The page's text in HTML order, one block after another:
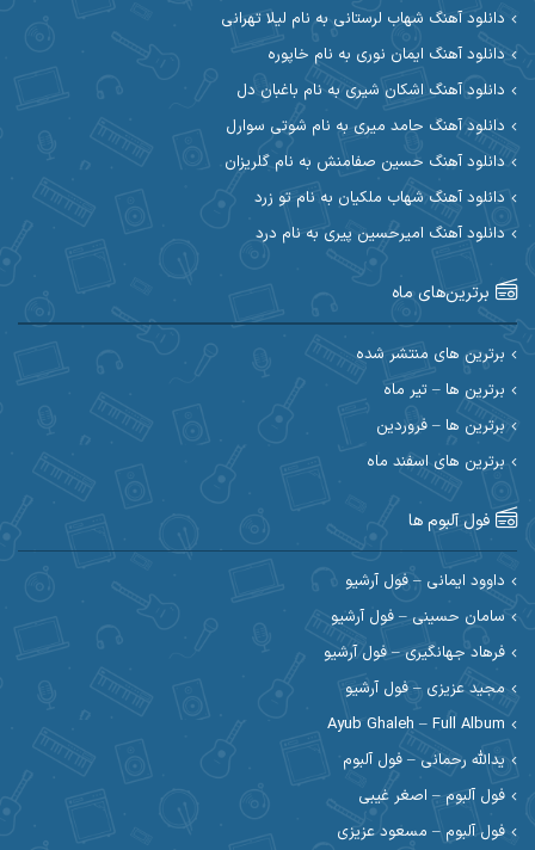
آوات بوکانی آوات یگانه
آیت احمدنژاد
ابراهیم شمس ابوالحسن جاویدان
ابی حسینی
احسان آیینفر
احسان امیدوار
احسان حیدری احسان دریادل
احسان رمضانی احسان علیانی
احسان کریمی احسان کمری
احسان مرادیان احمد اسلامی
احمد بیرانوند
احمد صحراییان
احمد نازدار احمد نوریان
احمدرضا امرایی
ارسلان منصوری ارسی بند
دانلود آهنگ شهاب لرستانی به نام لیلا تهرانی
دانلود آهنگ ایمان نوری به نام خاپوره
دانلود آهنگ اشکان شیری به نام باغبان دل
دانلود آهنگ حامد میری به نام شوتی سوارل
دانلود آهنگ حسین صفامنش به نام گلریزان
دانلود آهنگ شهاب ملکیان به نام تو زرد
دانلود آهنگ امیرحسین پیری به نام درد
برترین‌های ماه
برترین های منتشر شده
برترین ها – تیر ماه
برترین ها – فروردین
برترین های اسفند ماه
فول آلبوم ها
داوود ایمانی – فول آرشیو
سامان حسینی – فول آرشیو
فرهاد جهانگیری – فول آرشیو
مجید عزیزی – فول آرشیو
Ayub Ghaleh – Full Album
یدالله رحمانی – فول آلبوم
فول آلبوم – اصغر غیبی
فول آلبوم – مسعود عزیزی